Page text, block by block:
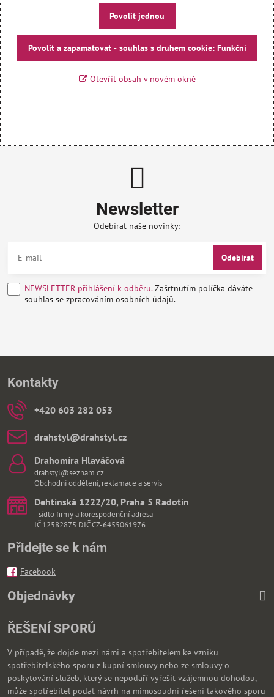
Povolit jednou
Povolit a zapamatovat - souhlas s druhem cookie: Funkční
Otevřít obsah v novém okně
Newsletter
Odebírat naše novinky:
Odebírat
NEWSLETTER přihlášení k odběru.Zašrtnutím políčka dáváte
souhlas se zpracováním osobních údajů.
Kontakty
+420 603 282 053
drahstyl​@drahstyl​.cz
Drahomíra Hlaváčová
drahstyl@seznam.cz
Obchodní oddělení, reklamace a servis
Dehtínská 1222/20, Praha 5 Radotín
- sídlo firmy a korespodenční adresa
IČ 12582875 DIČ CZ-6455061976
Přidejte se k nám
Facebook
Objednávky
ŘEŠENÍ SPORŮ
V případě, že dojde mezi námi a spotřebitelem ke vzniku
spotřebitelského sporu z kupní smlouvy nebo ze smlouvy o
poskytování služeb, který se nepodaří vyřešit vzájemnou dohodou,
může spotřebitel podat návrh na mimosoudní řešení takového sporu